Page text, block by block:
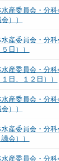
産委員会・分科
））
産委員会・分科
日））
産委員会・分科
日、１２日））
産委員会・分科
））
産委員会・分科
会））
産委員会・分科